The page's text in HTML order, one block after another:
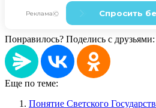
Понравилось? Поделись с друзьями:
Еще по теме:
Понятие Светского